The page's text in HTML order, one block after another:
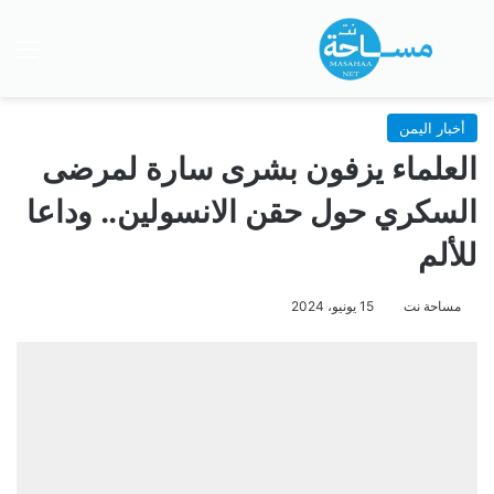
بحث عن
أخبار اليمن
العلماء يزفون بشرى سارة لمرضى
السكري حول حقن الانسولين.. وداعا
للألم
مساحة نت 15 يونيو، 2024